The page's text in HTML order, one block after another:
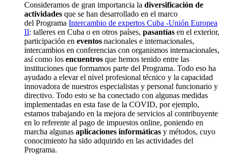
Consideramos de gran importancia la diversificación de
actividades que se han desarrollado en el marco
del Programa Intercambio de expertos Cuba -Unión Europea
II: talleres en Cuba o en otros países, pasantías en el exterior,
participación en eventos nacionales e internacionales,
intercambios en conferencias con organismos internacionales,
así como los encuentros que hemos tenido entre las
instituciones que formamos parte del Programa. Todo eso ha
ayudado a elevar el nivel profesional técnico y la capacidad
innovadora de nuestros especialistas y personal funcionario y
directivo. Todo esto se ha conectado con algunas medidas
implementadas en esta fase de la COVID, porejemplo,
estamos trabajando en la mejora de servicios al contribuyente
en lo referente al pago de impuestos online, poniendo en
marcha algunas aplicaciones informáticas y métodos, cuyo
conocimiento ha sido adquirido en las actividades del
Programa.